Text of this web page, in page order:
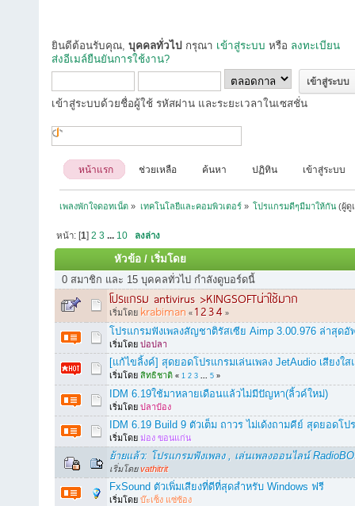
ยินดีต้อนรับคุณ, บุคคลทั่วไป กรุณา เข้าสู่ระบบ หรือ ลงทะเบียน
ส่งอีเมล์ยืนยันการใช้งาน?
เข้าสู่ระบบด้วยชื่อผู้ใช้ รหัสผ่าน และระยะเวลาในเซสชั่น
หน้าแรก ช่วยเหลือ ค้นหา ปฏิทิน เข้าสู่ระบบ
เพลงพักใจดอทเน็ต » เทคโนโลยีและคอมพิวเตอร์» โปรแกรมดีๆมีมาให้กัน(ผู้ดู
หน้า: [1]2 3 ... 10 ลงล่าง
หัวข้อ / เริ่มโดย
0 สมาชิก และ 15 บุคคลทั่วไป กำลังดูบอร์ดนี้
โปรแกรม antivirus >KINGSOFTน่าใช้มาก
เริ่มโดย krabiman « 1234 »
โปรแกรมฟังเพลงสัญชาติรัสเซีย Aimp 3.00.976 ล่าสุดอั
เริ่มโดย ปอปลา
[แก้ไขลิ้งค์] สุดยอดโปรแกรมเล่นเพลง JetAudio เสียงใ
เริ่มโดย สิทธิชาติ « 1 2 3 ... 5 »
IDM 6.19ใช้มาหลายเดือนแล้วไม่มีปัญหา(ลิ้วค์ใหม่)
เริ่มโดย ปลาป๋อง
IDM 6.19 Build 9 ตัวเต็ม ถาวร ไม่เด้งถามคีย์ สุดยอดโ
เริ่มโดย ม่อง ขอนแก่น
ย้ายแล้ว: โปรแกรมฟังเพลง , เล่นเพลงออนไลน์
เริ่มโดยvathitrit
FxSound ตัวเพิ่มเสียงที่ดีที่สุดสำหรับ Windows ฟรี
เริ่มโดย บ๊ะเซ็ง แซ่ซ้อง